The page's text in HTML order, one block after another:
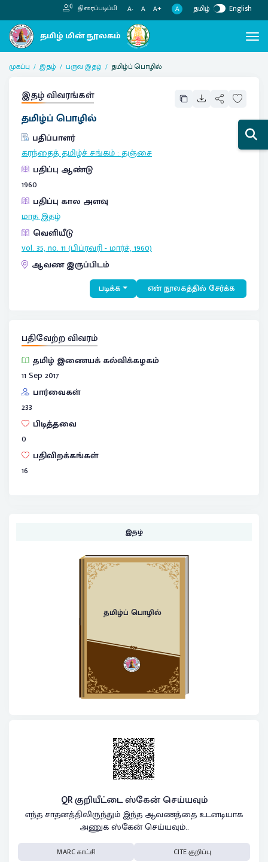
திரைப்படிப்பி A- A A+ A தமிழ் English
முகப்பு இதழ் பருவ இதழ் தமிழ்ப் பொழில்
இதழ் விவரங்கள்
தமிழ்ப் பொழில்
பதிப்பாளர்
கரந்தைத் தமிழ்ச் சங்கம்:தஞ்சை
பதிப்பு ஆண்டு
1960
பதிப்பு கால அளவு
மாத இதழ்
வெளியீடு
vol. 35, no. 11 (பிப்ரவரி - மார்ச், 1960)
ஆவண இருப்பிடம்
படிக்க என் நூலகத்தில் சேர்க்க
பதிவேற்ற விவரம்
தமிழ் இணையக் கல்விக்கழகம்
11 Sep 2017
பார்வைகள்
233
பிடித்தவை
0
பதிவிறக்கங்கள்
16
இதழ்
தமிழ்ப் பொழில்
QR குறியீட்டை ஸ்கேன் செய்யவும்
எந்த சாதனத்திலிருந்தும் இந்த ஆவணத்தை உடனடியாக
அணுக ஸ்கேன் செய்யவும்..
MARC காட்சி CITE குறிப்பு